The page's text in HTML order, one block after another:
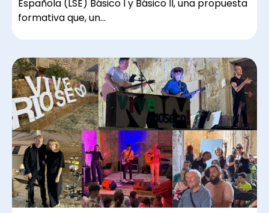
Española (LSE) Básico I y Básico II, una propuesta
formativa que, un…